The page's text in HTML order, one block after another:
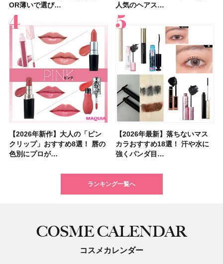
OR薄いで選び…
人気のヘアス…
【2026年新作】大人の「ピン
クリップ」おすすめ8選！ 唇の
色別にプロが…
【2026年最新】落ちないマス
カラおすすめ18選！ 汗や水に
強くパンダ目…
キンケアからサプ…
たからこそ愛が深…
【クリスマスコフレ2026】ク
リニークのホリデーコフレを一
挙紹介！ 人気…
【2026夏】「大人のニキビケ
ア」ランキングTOP5！＜マキ
アビューティ…
OR薄いで選び…
色別にプロが…
【2026年最新】落ちないマス
カラおすすめ18選！ 汗や水に
強くパンダ目…
シャネルの新作リップ「ルージ
ュ ココ イドゥラ グロス」全15
色スウォッ…
注目の人気…
すぎると話題…
【石井美保さん・50歳のボディ
ケア愛用品16選】首・手・バス
トのパーツケ…
【ニベア】美容液リップクリー
ム＆ボディスクラブが新登場！
大人気の色付き…
め！ さっぱりご飯…
続！ 歩くとき…
【石井美保さんのおすすめお菓
子＆お茶10選】手土産にもぴっ
たり
【40代以上におすすめのプロテ
イン10選】美と健康に不可欠な
タンパク質を…
人気のヘアス…
アム・ロング…
【2026年夏】小顔に見えるボ
ブの髪型37選！ レイヤー・切
りっぱなしな…
【最新】髪のうねり・広がり・
くせ毛におすすめのシャンプー
17選
etc.お気に…
や脚も喜んでくれ…
【ILLIT（アイリット）ライブ
レポ】TOYOTA ARENA
TOKY…
【無印良品】スキンケア×衣料
素材の最強タッグで実現！ 着
るだけで保湿でき…
」10モモピュ…
ベブルベ分け！
【ルナソルアイシャドウ】アイ
カラーレーションN新色・限定
色をイエベ・ブ…
ツヤ好きの人生チーク！エナモ
ル メロウメルティングチーク
限定〈102 ロ…
ランキング一覧へ
COSME CALENDAR
コスメカレンダー